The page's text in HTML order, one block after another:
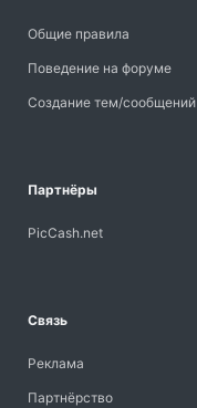
Общие правила
Поведение на форуме
Создание тем/сообщений
Партнёры
PicCash.net
Связь
Реклама
Партнёрство